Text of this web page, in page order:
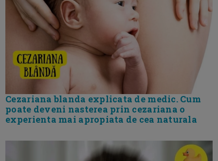
Cezariana blanda explicata de medic. Cum
poate deveni nasterea prin cezariana o
experienta mai apropiata de cea naturala